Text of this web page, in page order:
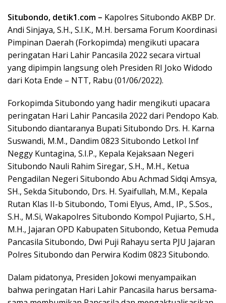
Situbondo, detik1.com – Kapolres Situbondo AKBP Dr.
Andi Sinjaya, S.H., S.I.K., M.H. bersama Forum Koordinasi
Pimpinan Daerah (Forkopimda) mengikuti upacara
peringatan Hari Lahir Pancasila 2022 secara virtual
yang dipimpin langsung oleh Presiden RI Joko Widodo
dari Kota Ende – NTT, Rabu (01/06/2022).
Forkopimda Situbondo yang hadir mengikuti upacara
peringatan Hari Lahir Pancasila 2022 dari Pendopo Kab.
Situbondo diantaranya Bupati Situbondo Drs. H. Karna
Suswandi, M.M., Dandim 0823 Situbondo Letkol Inf
Neggy Kuntagina, S.I.P., Kepala Kejaksaan Negeri
Situbondo Nauli Rahim Siregar, S.H., M.H., Ketua
Pengadilan Negeri Situbondo Abu Achmad Sidqi Amsya,
SH., Sekda Situbondo, Drs. H. Syaifullah, M.M., Kepala
Rutan Klas II-b Situbondo, Tomi Elyus, Amd., IP., S.Sos.,
S.H., M.Si, Wakapolres Situbondo Kompol Pujiarto, S.H.,
M.H., Jajaran OPD Kabupaten Situbondo, Ketua Pemuda
Pancasila Situbondo, Dwi Puji Rahayu serta PJU Jajaran
Polres Situbondo dan Perwira Kodim 0823 Situbondo.
Dalam pidatonya, Presiden Jokowi menyampaikan
bahwa peringatan Hari Lahir Pancasila harus bersama-